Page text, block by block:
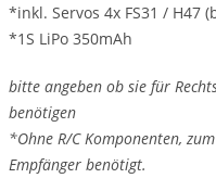
*inkl. Servos 4x FS31 / H47
*1S LiPo 350mAh
bitte angeben ob sie für
benötigen
*Ohne R/C Komponenten,
Empfänger benötigt.